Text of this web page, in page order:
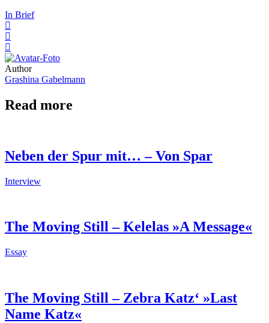
In Brief
Author
Grashina Gabelmann
Read more
Neben der Spur mit… – Von Spar
Interview
The Moving Still – Kelelas »A Message«
Essay
The Moving Still – Zebra Katz‘ »Last
Name Katz«